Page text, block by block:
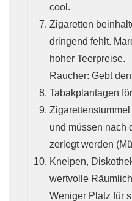
cool.
Zigaretten
dringend fehlt.
hoher Teerpreise.
Raucher: Gebt
Tabakplantagen
und müssen nach
zerlegt werden
Kneipen,
wertvolle
Weniger Platz für